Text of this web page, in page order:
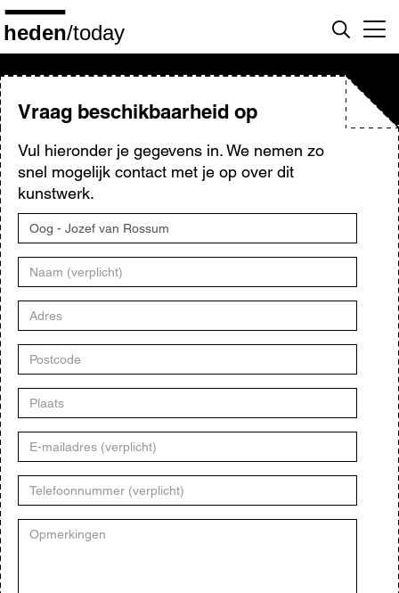
Overslaan
en
naar
inhoud
gaanVraag beschikbaarheid op
Vul hieronder je gegevens in. We nemen zo
snel mogelijk contact met je op over dit
kunstwerk.
Titel
kunstwerk
Naam
Adres
Postcode
Plaats
E-
mailadres
Telefoonnummer
Opmerkingen